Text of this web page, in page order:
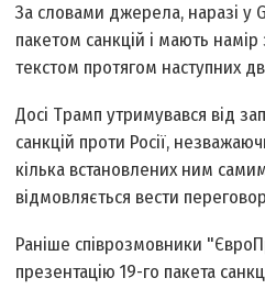
За словами джерела, наразі у
пакетом санкцій і мають
текстом протягом наступних
Досі Трамп утримувався від
санкцій проти Росії,
кілька встановлених ним
відмовляється вести
Раніше співрозмовники
презентацію 19-го пакета